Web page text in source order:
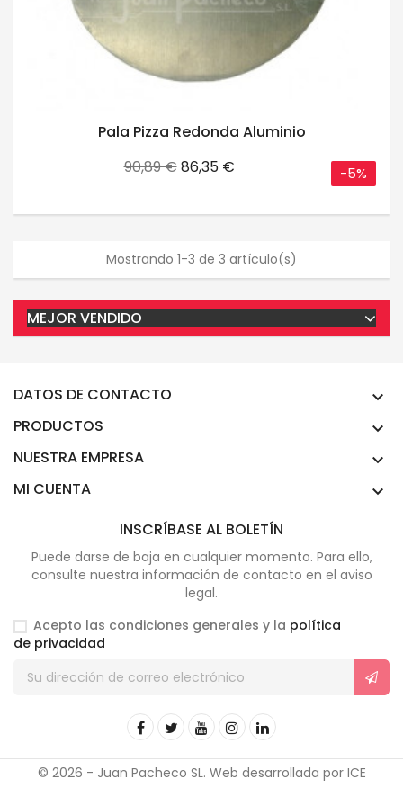
Pala Pizza Redonda Aluminio
Precio
90,89 €Precio
86,35 € -5%
Mostrando 1-3 de 3 artículo(s)
MEJOR VENDIDO
DATOS DE CONTACTO 
PRODUCTOS 
NUESTRA EMPRESA 
MI CUENTA 
INSCRÍBASE AL BOLETÍN
Puede darse de baja en cualquier momento. Para ello,
consulte nuestra información de contacto en el aviso
legal.
Acepto las condiciones generales y la política
de privacidad
© 2026 - Juan Pacheco SL. Web desarrollada por ICE